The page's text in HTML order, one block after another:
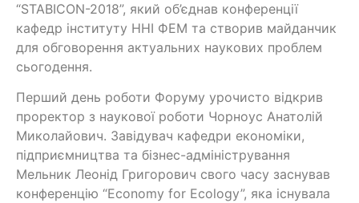
“STABICON-2018”, який об’єднав конференції
кафедр інституту ННІ ФЕМ та створив майданчик
для обговорення актуальних наукових проблем
сьогодення.
Перший день роботи Форуму урочисто відкрив
проректор з наукової роботи Чорноус Анатолій
Миколайович. Завідувач кафедри економіки,
підприємництва та бізнес-адміністрування
Мельник Леонід Григорович свого часу заснував
конференцію “Economy for Ecology”, яка існувала